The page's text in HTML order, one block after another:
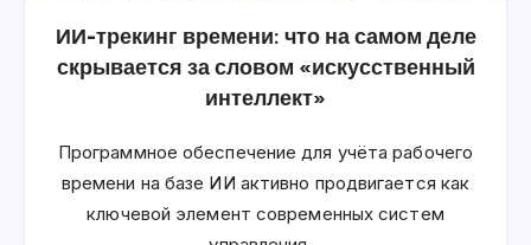
ИИ-трекинг времени: что на самом деле
скрывается за словом «искусственный
интеллект»
Программное обеспечение для учёта рабочего
времени на базе ИИ активно продвигается как
ключевой элемент современных систем